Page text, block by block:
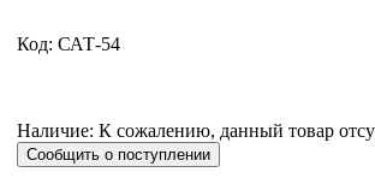
Код: САТ-54
Наличие: К сожалению, данный товар